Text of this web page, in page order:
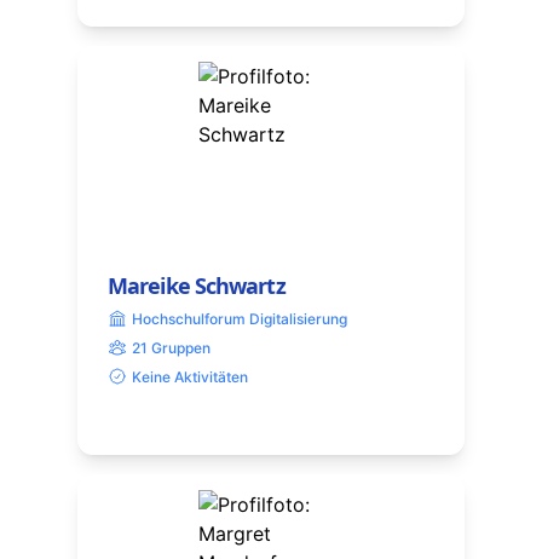
Mareike Schwartz
Hochschulforum Digitalisierung
21 Gruppen
Keine Aktivitäten